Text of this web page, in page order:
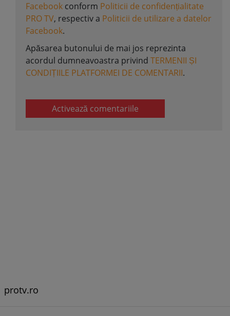
Facebook conform Politicii de confidențialitate
PRO TV, respectiv a Politicii de utilizare a datelor
Facebook.
Apăsarea butonului de mai jos reprezinta
acordul dumneavoastra privind TERMENII ȘI
CONDIȚIILE PLATFORMEI DE COMENTARII.
Activează comentariile
protv.ro